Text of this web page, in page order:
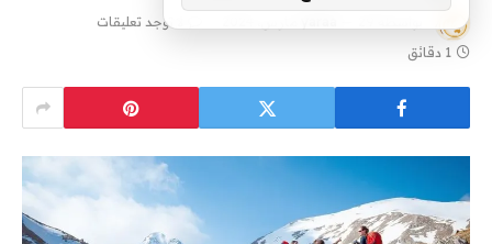
لا توجد تعليقات
1 دقائق